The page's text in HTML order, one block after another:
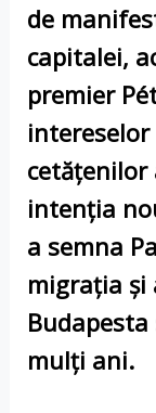
de
capitalei,
premier
cetățenilor
intenția
a semna
migrația și
Budapesta
mulți ani.